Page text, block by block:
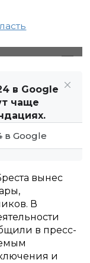
в Google
чаще
в Google
вынес
В
в пресс-
и